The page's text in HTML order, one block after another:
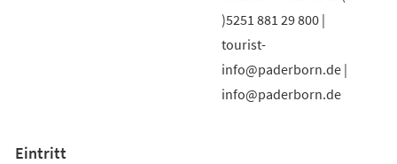
)5251 881 29 800 |
tourist-
info@paderborn.de |
info@paderborn.de
Eintritt